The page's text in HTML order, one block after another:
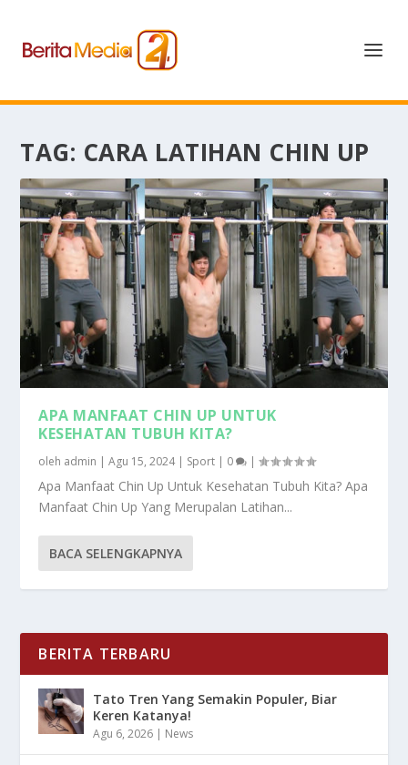
TAG: CARA LATIHAN CHIN UP
APA MANFAAT CHIN UP UNTUK
KESEHATAN TUBUH KITA?
oleh admin |Agu 15, 2024| Sport | 0 |
Apa Manfaat Chin Up Untuk Kesehatan Tubuh Kita? Apa
Manfaat Chin Up Yang Merupalan Latihan...
BACA SELENGKAPNYA
BERITA TERBARU
Tato Tren Yang Semakin Populer, Biar
Keren Katanya!
Agu 6, 2026 | News